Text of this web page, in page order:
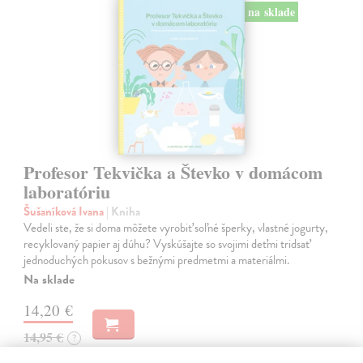
na sklade
Profesor Tekvička a Števko v domácom
laboratóriu
Šušaníková Ivana| Kniha
Vedeli ste, že si doma môžete vyrobiť soľné šperky, vlastné jogurty,
recyklovaný papier aj dúhu? Vyskúšajte so svojimi deťmi tridsať
jednoduchých pokusov s bežnými predmetmi a materiálmi.
Na sklade
14,20 €
14,95 € ?